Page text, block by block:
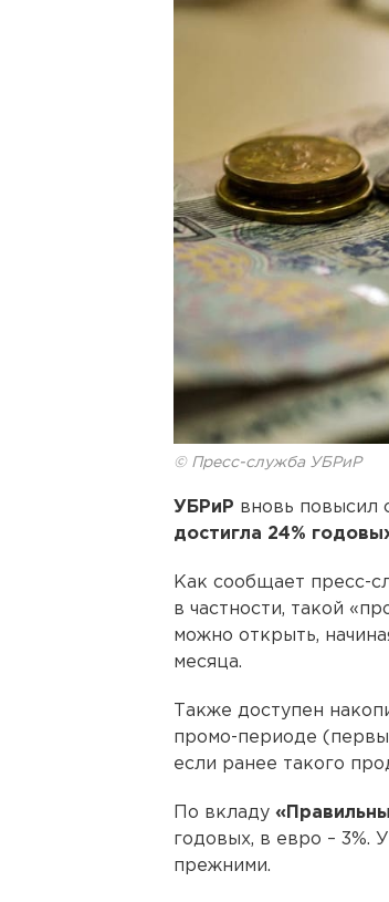
© Пресс-служба УБРиР
УБРиР вновь повысил
достигла 24%
Как сообщает пресс-
в частности, такой
можно открыть,
месяца.
Также доступен
промо-периоде
если ранее такого
По вкладу
годовых, в евро – 3%.
прежними.